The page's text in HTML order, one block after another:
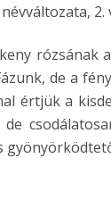
2.
rózsának
de a
értjük a